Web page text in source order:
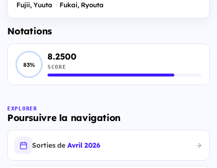
Fujii, Yuuta Fukai, Ryouta
Notations
83%
8.2500
SCORE
EXPLORER
Poursuivre la navigation
Sorties deAvril 2026